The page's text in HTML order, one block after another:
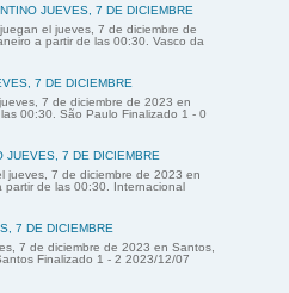
JUEVES, 7 DE DICIEMBRE
el jueves, 7 de diciembre de
a partir de las 00:30. Vasco da
7 DE DICIEMBRE
7 de diciembre de 2023 en
00:30. São Paulo Finalizado 1 - 0
JUEVES, 7 DE DICIEMBRE
jueves, 7 de diciembre de 2023 en
partir de las 00:30. Internacional
7 DE DICIEMBRE
7 de diciembre de 2023 en Santos,
Finalizado 1 - 2 2023/12/07